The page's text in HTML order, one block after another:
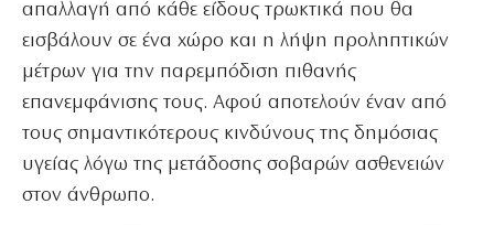
απαλλαγή από κάθε είδους τρωκτικά που θα
εισβάλουν σε ένα χώρο και η λήψη προληπτικών
μέτρων για την παρεμπόδιση πιθανής
επανεμφάνισης τους. Αφού αποτελούν έναν από
τους σημαντικότερους κινδύνους της δημόσιας
υγείας λόγω της μετάδοσης σοβαρών ασθενειών
στον άνθρωπο.